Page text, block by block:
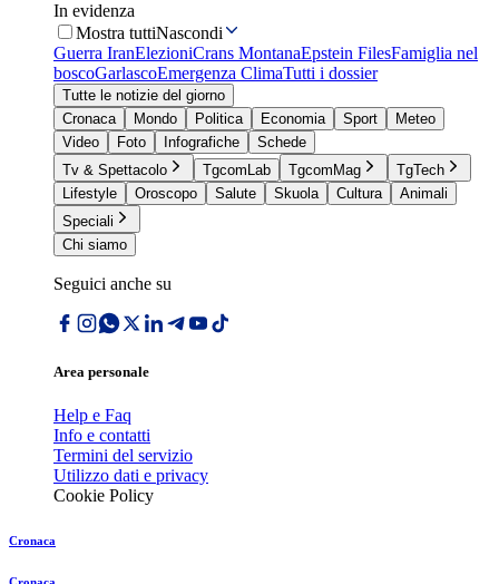
In evidenza
Mostra tuttiNascondi
Guerra IranElezioniCrans MontanaEpstein FilesFamiglia nel
boscoGarlascoEmergenza ClimaTutti i dossier
Tutte le notizie del giorno
Cronaca
Mondo Politica Economia Sport
Meteo
Video
Foto Infografiche
Schede
Tv & Spettacolo
TgcomLab TgcomMag
TgTech
Lifestyle
Oroscopo Salute Skuola Cultura
Animali
Speciali
Chi siamo
Seguici anche su
Area personale
Help e Faq
Info e contatti
Termini del servizio
Utilizzo dati e privacy
Cookie Policy
Cronaca